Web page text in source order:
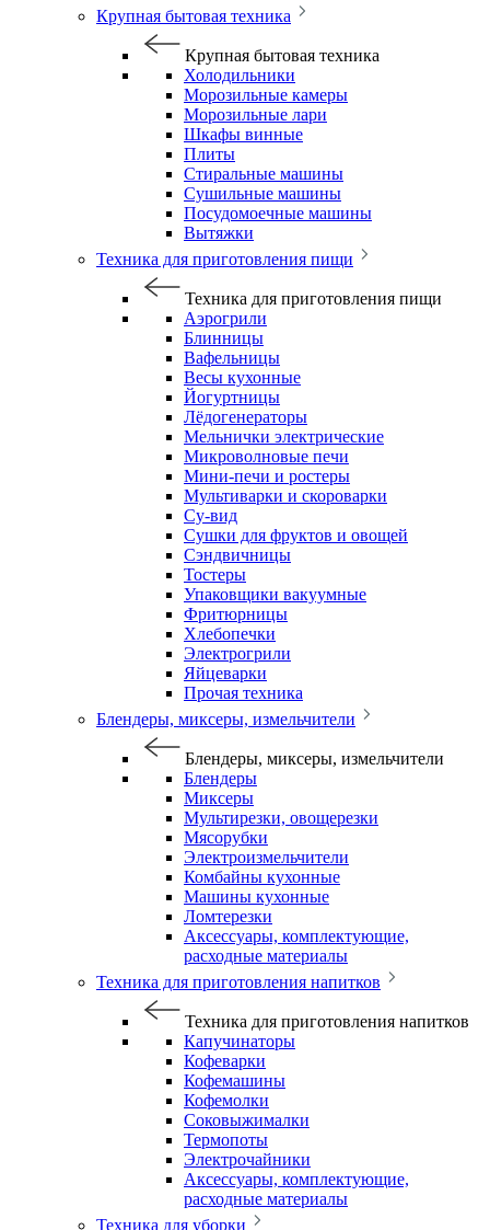
Крупная бытовая техника
Крупная бытовая техника
Холодильники
Морозильные камеры
Морозильные лари
Шкафы винные
Плиты
Стиральные машины
Сушильные машины
Посудомоечные машины
Вытяжки
Техника для приготовления пищи
Техника для приготовления пищи
Аэрогрили
Блинницы
Вафельницы
Весы кухонные
Йогуртницы
Лёдогенераторы
Мельнички электрические
Микроволновые печи
Мини-печи и ростеры
Мультиварки и скороварки
Су-вид
Сушки для фруктов и овощей
Сэндвичницы
Тостеры
Упаковщики вакуумные
Фритюрницы
Хлебопечки
Электрогрили
Яйцеварки
Прочая техника
Блендеры, миксеры, измельчители
Блендеры, миксеры, измельчители
Блендеры
Миксеры
Мультирезки, овощерезки
Мясорубки
Электроизмельчители
Комбайны кухонные
Машины кухонные
Ломтерезки
Аксессуары, комплектующие,
расходные материалы
Техника для приготовления напитков
Техника для приготовления напитков
Капучинаторы
Кофеварки
Кофемашины
Кофемолки
Соковыжималки
Термопоты
Электрочайники
Аксессуары, комплектующие,
расходные материалы
Техника для уборки